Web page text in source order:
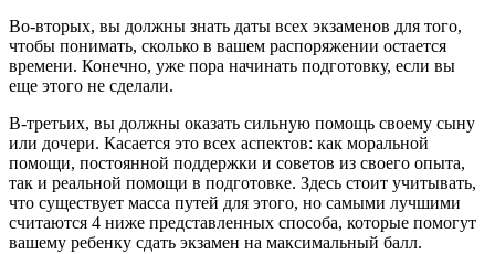
Во-вторых, вы должны знать даты всех экзаменов для того,
чтобы понимать, сколько в вашем распоряжении остается
времени. Конечно, уже пора начинать подготовку, если вы
еще этого не сделали.
В-третьих, вы должны оказать сильную помощь своему сыну
или дочери. Касается это всех аспектов: как моральной
помощи, постоянной поддержки и советов из своего опыта,
так и реальной помощи в подготовке. Здесь стоит учитывать,
что существует масса путей для этого, но самыми лучшими
считаются 4 ниже представленных способа, которые помогут
вашему ребенку сдать экзамен на максимальный балл.